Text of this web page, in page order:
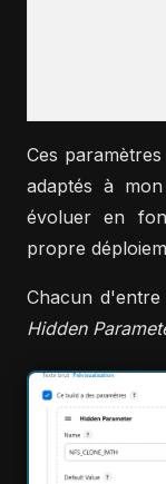
Ces
adaptés à
évoluer en
propre
Chacun
Hidden